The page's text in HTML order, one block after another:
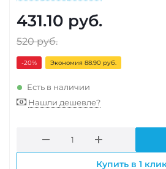
431.10 руб.
520руб.
-20% Экономия 88.90 руб.
Есть в наличии
Нашли дешевле?
Купить в 1